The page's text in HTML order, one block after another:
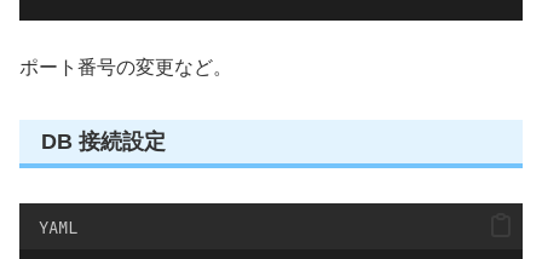
ポート番号の変更など。
DB 接続設定
YAML